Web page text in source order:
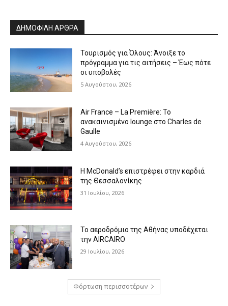
ΔΗΜΟΦΙΛΗ ΑΡΘΡΑ
Τουρισμός για Όλους: Άνοιξε το
πρόγραμμα για τις αιτήσεις – Έως πότε
οι υποβολές
5 Αυγούστου, 2026
Air France – La Première: Το
ανακαινισμένο lounge στο Charles de
Gaulle
4 Αυγούστου, 2026
Η McDonald’s επιστρέφει στην καρδιά
της Θεσσαλονίκης
31 Ιουλίου, 2026
Το αεροδρόμιο της Αθήνας υποδέχεται
την AIRCAIRO
29 Ιουλίου, 2026
Φόρτωση περισσοτέρων